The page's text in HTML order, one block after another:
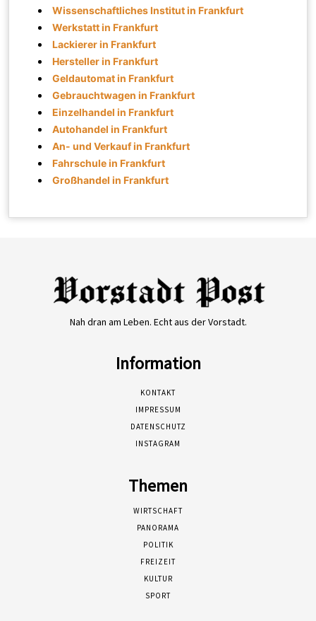
Wissenschaftliches Institut in Frankfurt
Werkstatt in Frankfurt
Lackierer in Frankfurt
Hersteller in Frankfurt
Geldautomat in Frankfurt
Gebrauchtwagen in Frankfurt
Einzelhandel in Frankfurt
Autohandel in Frankfurt
An- und Verkauf in Frankfurt
Fahrschule in Frankfurt
Großhandel in Frankfurt
Nah dran am Leben. Echt aus der Vorstadt.
Information
KONTAKT
IMPRESSUM
DATENSCHUTZ
INSTAGRAM
Themen
WIRTSCHAFT
PANORAMA
POLITIK
FREIZEIT
KULTUR
SPORT